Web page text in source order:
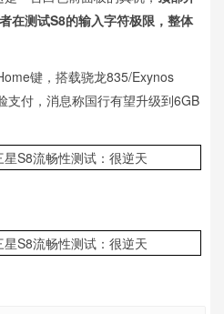
在测试S8的输入字符极限，整体
键，搭载骁龙835/Exynos
支付，消息称国行有望升级到6GB